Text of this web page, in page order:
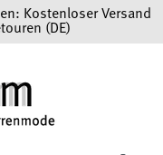
Kostenloser Versand
(DE)